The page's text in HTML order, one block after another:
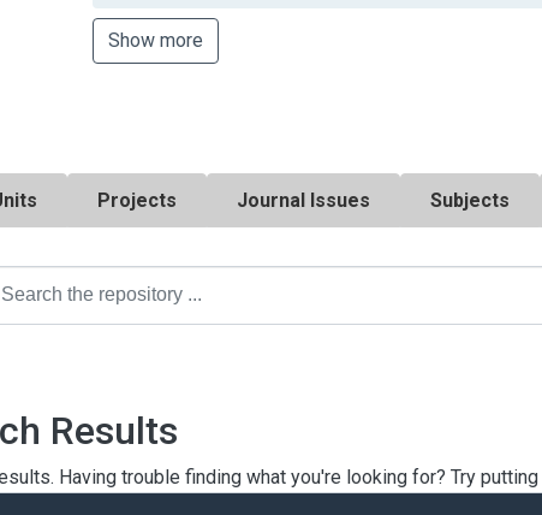
Show more
Projects Journal Issues Subjects
Results
Having trouble finding what you're looking for? Try putting